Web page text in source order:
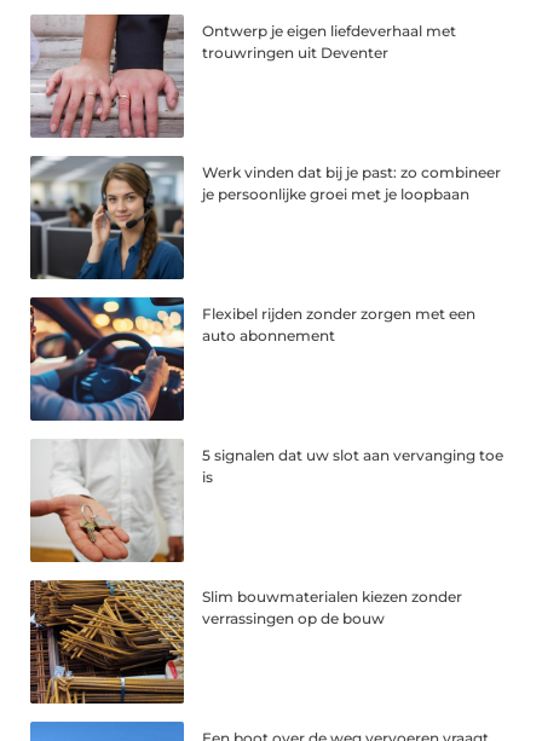
Ontwerp je eigen liefdeverhaal met
trouwringen uit Deventer
Werk vinden dat bij je past: zo combineer
je persoonlijke groei met je loopbaan
Flexibel rijden zonder zorgen met een
auto abonnement
5 signalen dat uw slot aan vervanging toe
is
Slim bouwmaterialen kiezen zonder
verrassingen op de bouw